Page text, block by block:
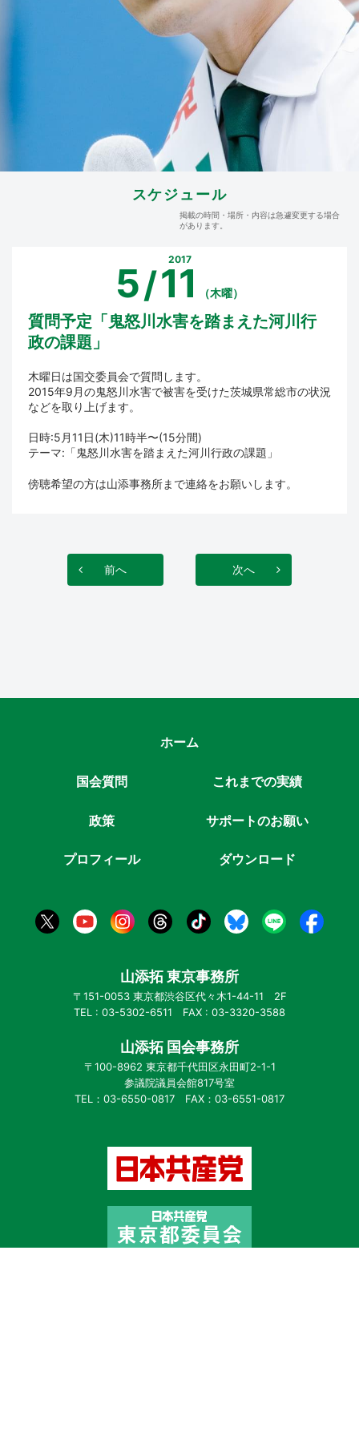
スケジュール
掲載の時間・場所・内容は急遽変更する場合
があります。
2017
5/11 （木曜）
質問予定「鬼怒川水害を踏まえた河川行
政の課題」
木曜日は国交委員会で質問します。
2015年9月の鬼怒川水害で被害を受けた茨城県常総市の状況
などを取り上げます。
日時:5月11日(木)11時半〜(15分間)
テーマ:「鬼怒川水害を踏まえた河川行政の課題」
傍聴希望の方は山添事務所まで連絡をお願いします。
前へ 次へ
ホーム
国会質問 これまでの実績
政策 サポートのお願い
プロフィール ダウンロード
山添拓 東京事務所
〒151-0053 東京都渋谷区代々木1-44-11 2F
TEL : 03-5302-6511 FAX : 03-3320-3588
山添拓 国会事務所
〒100-8962 東京都千代田区永田町2-1-1
参議院議員会館817号室
TEL：03-6550-0817 FAX：03-6551-0817